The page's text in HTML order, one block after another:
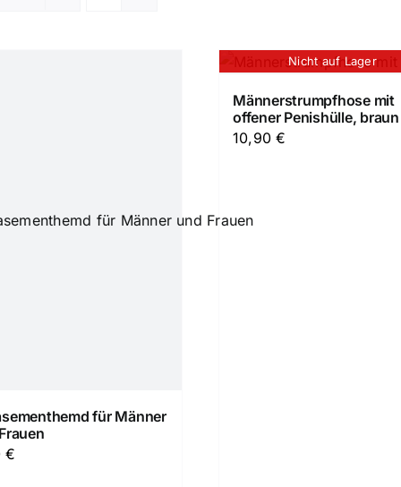
für Männer
€
Nicht auf Lager
Männerstrumpfhose mit
offener Penishülle, braun
10,90€